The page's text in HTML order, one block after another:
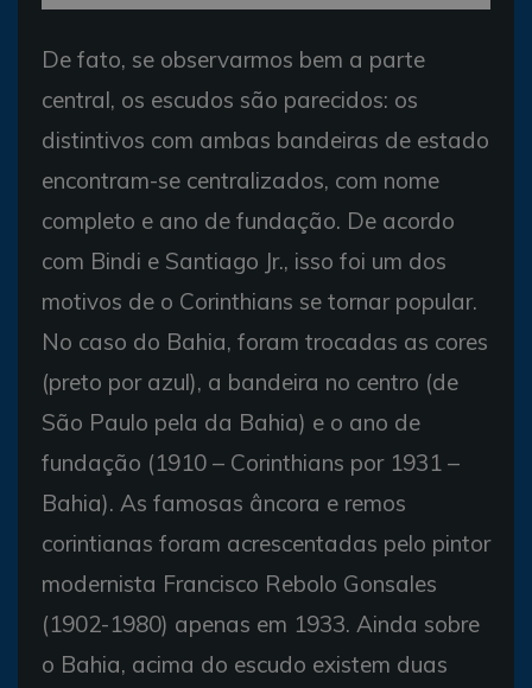
De fato, se observarmos bem a parte
central, os escudos são parecidos: os
distintivos com ambas bandeiras de estado
encontram-se centralizados, com nome
completo e ano de fundação. De acordo
com Bindi e Santiago Jr., isso foi um dos
motivos de o Corinthians se tornar popular.
No caso do Bahia, foram trocadas as cores
(preto por azul), a bandeira no centro (de
São Paulo pela da Bahia) e o ano de
fundação (1910 – Corinthians por 1931 –
Bahia). As famosas âncora e remos
corintianas foram acrescentadas pelo pintor
modernista Francisco Rebolo Gonsales
(1902-1980) apenas em 1933. Ainda sobre
o Bahia, acima do escudo existem duas